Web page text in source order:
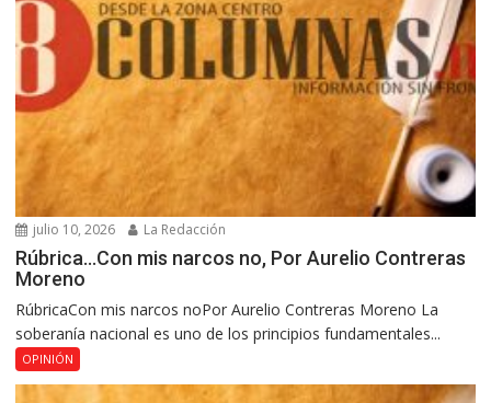
julio 10, 2026 La Redacción
Rúbrica…Con mis narcos no, Por Aurelio Contreras
Moreno
RúbricaCon mis narcos noPor Aurelio Contreras Moreno La
soberanía nacional es uno de los principios fundamentales...
OPINIÓN